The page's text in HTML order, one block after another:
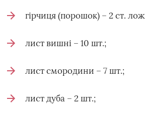
гірчиця (порошок) – 2 ст.
лист вишні – 10 шт.;
лист смородини – 7 шт.;
лист дуба – 2 шт.;